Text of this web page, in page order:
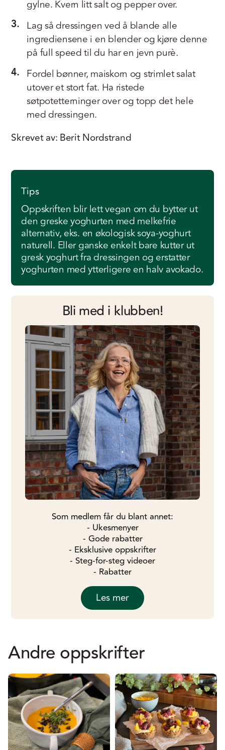
gylne. Kvern litt salt og pepper over.
3. Lag så dressingen ved å blande alle
ingrediensene i en blender og kjøre denne
på full speed til du har en jevn purè.
4. Fordel bønner, maiskorn og strimlet salat
utover et stort fat. Ha ristede
søtpotetterninger over og topp det hele
med dressingen.
Skrevet av: Berit Nordstrand
Tips
Oppskriften blir lett vegan om du bytter ut
den greske yoghurten med melkefrie
alternativ, eks. en økologisk soya-yoghurt
naturell. Eller ganske enkelt bare kutter ut
gresk yoghurt fra dressingen og erstatter
yoghurten med ytterligere en halv avokado.
Bli med i klubben!
Som medlem får du blant annet:
- Ukesmenyer
- Gode rabatter
- Eksklusive oppskrifter
- Steg-for-steg videoer
- Rabatter
Les mer
Andre oppskrifter